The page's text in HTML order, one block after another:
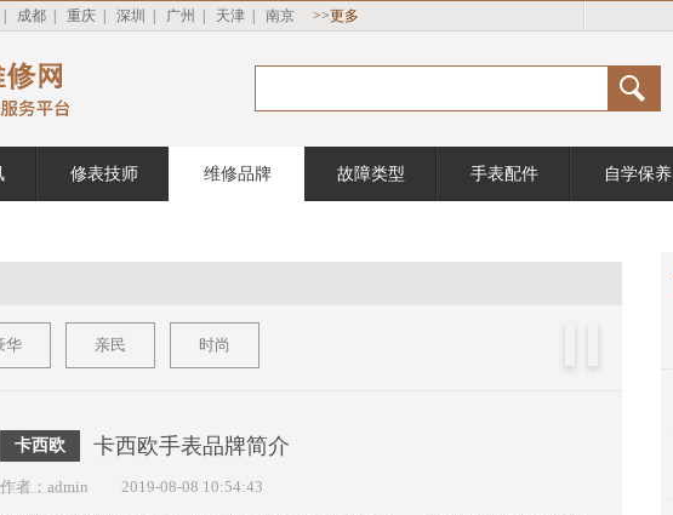
成都 重庆 深圳 广州 天津 南京 >>更多
修表技师 维修品牌 故障类型 手表配件 自学保养
华 亲民 时尚
卡西欧 卡西欧手表品牌简介
作者：admin 2019-08-08 10:54:43